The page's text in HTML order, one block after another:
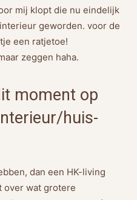
mij klopt die nu eindelijk
geworden. voor de
een ratjetoe!
zeggen haha.
moment op
huis-
dan een HK-living
over wat grotere